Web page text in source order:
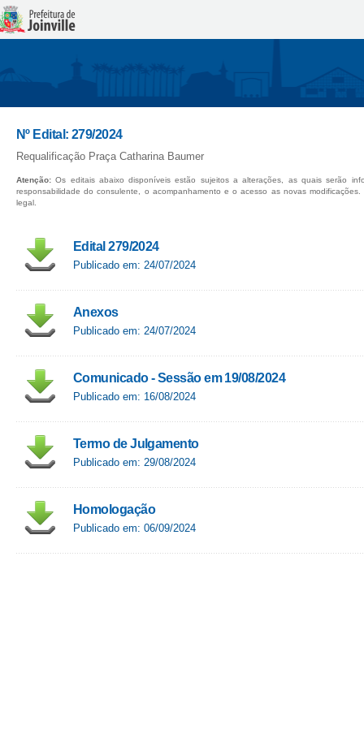
Nº Edital: 279/2024
Requalificação Praça Catharina Baumer
Atenção: Os editais abaixo disponíveis estão sujeitos a alterações, as quais serão
responsabilidade do consulente, o acompanhamento e o acesso as novas
legal.
Edital 279/2024
Publicado em: 24/07/2024
Anexos
Publicado em: 24/07/2024
Comunicado - Sessão em 19/08/2024
Publicado em: 16/08/2024
Termo de Julgamento
Publicado em: 29/08/2024
Homologação
Publicado em: 06/09/2024